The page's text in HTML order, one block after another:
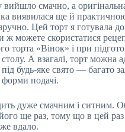
вийшло смачно, а
виявилася ще й
Цей торт я готувала
ж можете скористатися
торта «Вінок» і при
столу. А взагалі, торт можна
будь-яке свято — багато
подачі.
дуже смачним і ситним.
ще раз, тому що в цей раз
вдало.